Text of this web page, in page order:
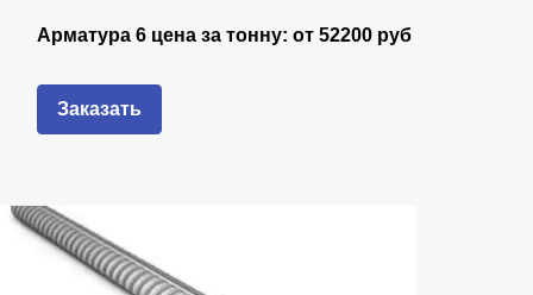
Арматура 6 цена за тонну: от52200 руб
Заказать